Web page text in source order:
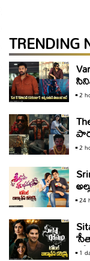
TRENDING
2
2
24
1